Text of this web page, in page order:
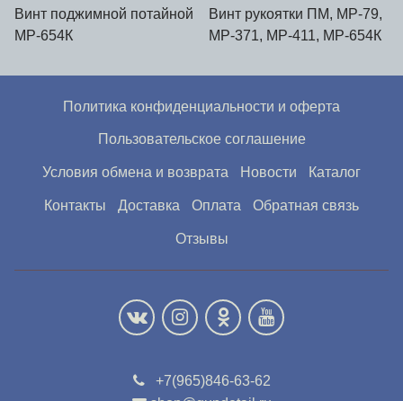
Винт поджимной потайной
МР-654К
Винт рукоятки ПМ, МР-79,
МР-371, МР-411, МР-654К
Политика конфиденциальности и оферта
Пользовательское соглашение
Условия обмена и возврата Новости Каталог
Контакты Доставка Оплата Обратная связь
Отзывы
+7(965)846-63-62